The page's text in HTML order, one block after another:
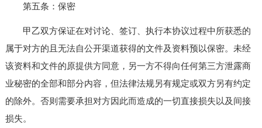
第五条：保密
甲乙双方保证在对讨论、签订、执行本协议过程中所获悉的
属于对方的且无法自公开渠道获得的文件及资料预以保密。未经
该资料和文件的原提供方同意，另一方不得向任何第三方泄露商
业秘密的全部和部分内容，但法律法规另有规定或双方另有约定
的除外。否则需要承担对方因此而造成的一切直接损失以及间接
损失。